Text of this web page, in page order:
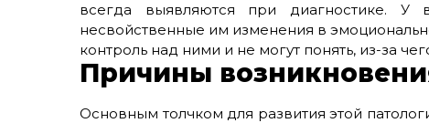
всегда выявляются при диагностике. У
несвойственные им изменения в
контроль над ними и не могут понять, из-за
Причины
Основным толчком для развития этой